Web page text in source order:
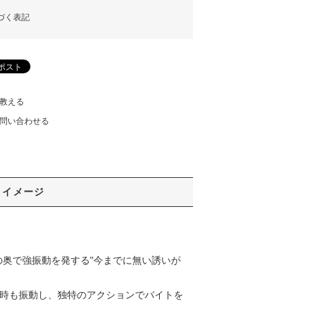
く表記
える
い合わせる
イメージ
で強振動を発する"今までに無い誘いが
も振動し、独特のアクションでバイトを